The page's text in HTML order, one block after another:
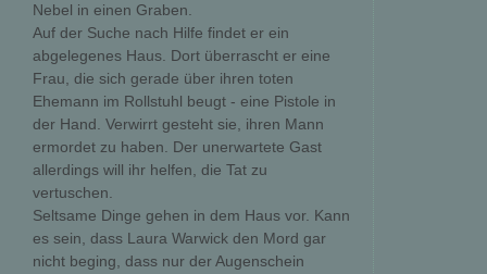
Nebel in einen Graben.
Auf der Suche nach Hilfe findet er ein
abgelegenes Haus. Dort überrascht er eine
Frau, die sich gerade über ihren toten
Ehemann im Rollstuhl beugt - eine Pistole in
der Hand. Verwirrt gesteht sie, ihren Mann
ermordet zu haben. Der unerwartete Gast
allerdings will ihr helfen, die Tat zu
vertuschen.
Seltsame Dinge gehen in dem Haus vor. Kann
es sein, dass Laura Warwick den Mord gar
nicht beging, dass nur der Augenschein